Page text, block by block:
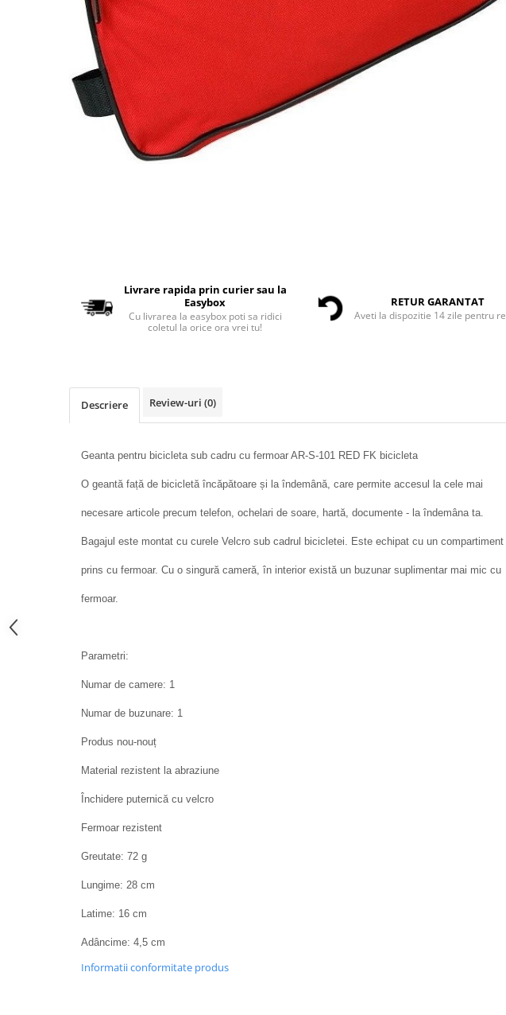
Livrare rapida prin curier sau la
Easybox
Cu livrarea la easybox poti sa ridici
coletul la orice ora vrei tu!
RETUR GARANTAT
Aveti la dispozitie 14 zile pentru
Descriere Review-uri (0)
Geanta pentru bicicleta sub cadru cu fermoar AR-S-101 RED FK bicicleta
O geantă față de bicicletă încăpătoare și la îndemână, care permite accesul la cele mai
necesare articole precum telefon, ochelari de soare, hartă, documente - la îndemâna ta.
Bagajul este montat cu curele Velcro sub cadrul bicicletei. Este echipat cu un compartiment
prins cu fermoar. Cu o singură cameră, în interior există un buzunar suplimentar mai mic cu
fermoar.
Parametri:
Numar de camere: 1
Numar de buzunare: 1
Produs nou-nouț
Material rezistent la abraziune
Închidere puternică cu velcro
Fermoar rezistent
Greutate: 72 g
Lungime: 28 cm
Latime: 16 cm
Adâncime: 4,5 cm
Informatii conformitate produs